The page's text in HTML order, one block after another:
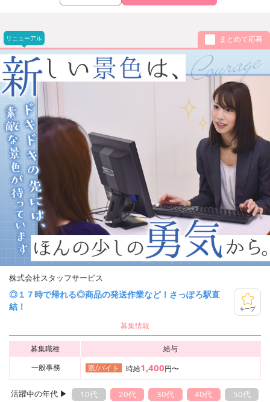
リニューアル まとめて応募
株式会社スタッフサービス
◎１７時で帰れる◎商品の発送作業など！さっぽろ駅直
結！
キープ
募集情報
募集職種
給与
一般事務
派/バイト 時給1,400円〜
活躍中の年代 ▶︎ 10代 20代 30代 40代
50代